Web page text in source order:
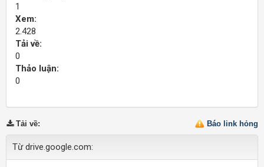
1
Xem:
2.428
Tải về:
0
Thảo luận:
0
Báo link hỏng
Tải về:
Từ drive.google.com: